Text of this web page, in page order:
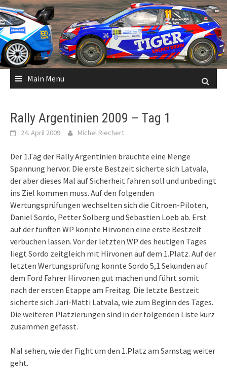
Skip
to
content
Main Menu
Rally Argentinien 2009 – Tag 1
24. April 2009 Michel Riechert
Der 1.Tag der Rally Argentinien brauchte eine Menge
Spannung hervor. Die erste Bestzeit sicherte sich Latvala,
der aber dieses Mal auf Sicherheit fahren soll und unbedingt
ins Ziel kommen muss. Auf den folgenden
Wertungsprüfungen wechselten sich die Citroen-Piloten,
Daniel Sordo, Petter Solberg und Sebastien Loeb ab. Erst
auf der fünften WP könnte Hirvonen eine erste Bestzeit
verbuchen lassen. Vor der letzten WP des heutigen Tages
liegt Sordo zeitgleich mit Hirvonen auf dem 1.Platz. Auf der
letzten Wertungsprüfung konnte Sordo 5,1 Sekunden auf
dem Ford Fahrer Hirvonen gut machen und führt somit
nach der ersten Etappe am Freitag. Die letzte Bestzeit
sicherte sich Jari-Matti Latvala, wie zum Beginn des Tages.
Die weiteren Platzierungen sind in der folgenden Liste kurz
zusammen gefasst.
Mal sehen, wie der Fight um den 1.Platz am Samstag weiter
geht.